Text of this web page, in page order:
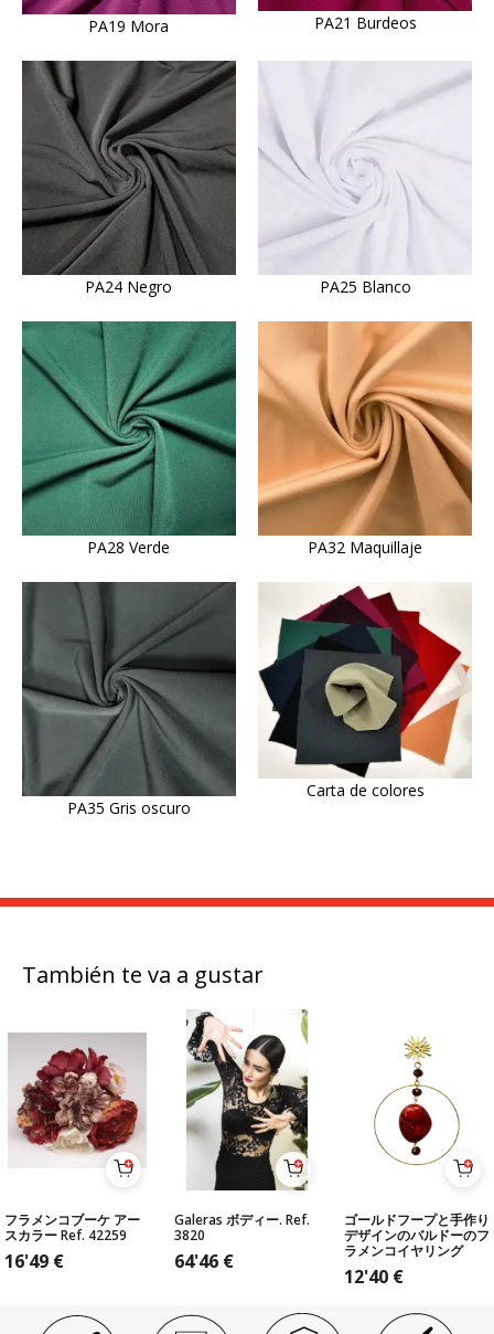
PA19 Mora PA21 Burdeos
PA24 Negro PA25 Blanco
PA28 Verde PA32 Maquillaje
PA35 Gris oscuro
Carta de colores
También te va a gustar
フラメンコブーケ アー
スカラー Ref. 42259
16'49 €
Galeras ボディー. Ref.
3820
64'46 €
ゴールドフープと手作り
デザインのバルドーのフ
ラメンコイヤリング
12'40 €